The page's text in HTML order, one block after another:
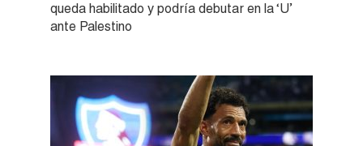
queda habilitado y podría debutar en la ‘U’
ante Palestino